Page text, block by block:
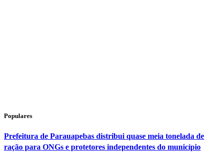
Populares
Prefeitura de Parauapebas distribui quase meia tonelada de
ração para ONGs e protetores independentes do município